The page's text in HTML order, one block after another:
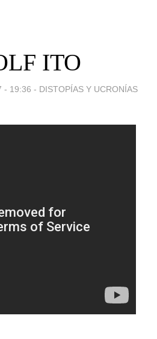
ITO
- 19:36 - DISTOPÍAS Y UCRONÍAS